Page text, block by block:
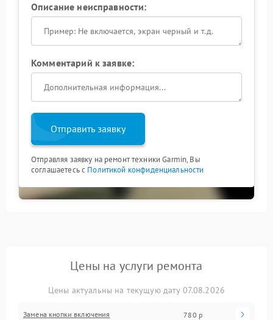
Описание неисправности:
Комментарий к заявке:
Отправить заявку
Отправляя заявку на ремонт техники Garmin, Вы
соглашаетесь с Политикой конфиденциальности
Цены на услуги ремонта
Цены актуальны на текущую дату 07.08.2026
Замена кнопки включения 780 р